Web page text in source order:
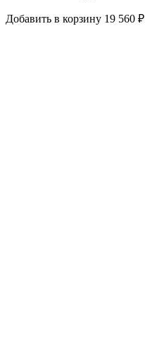
Добавить в корзину 19 560 ₽